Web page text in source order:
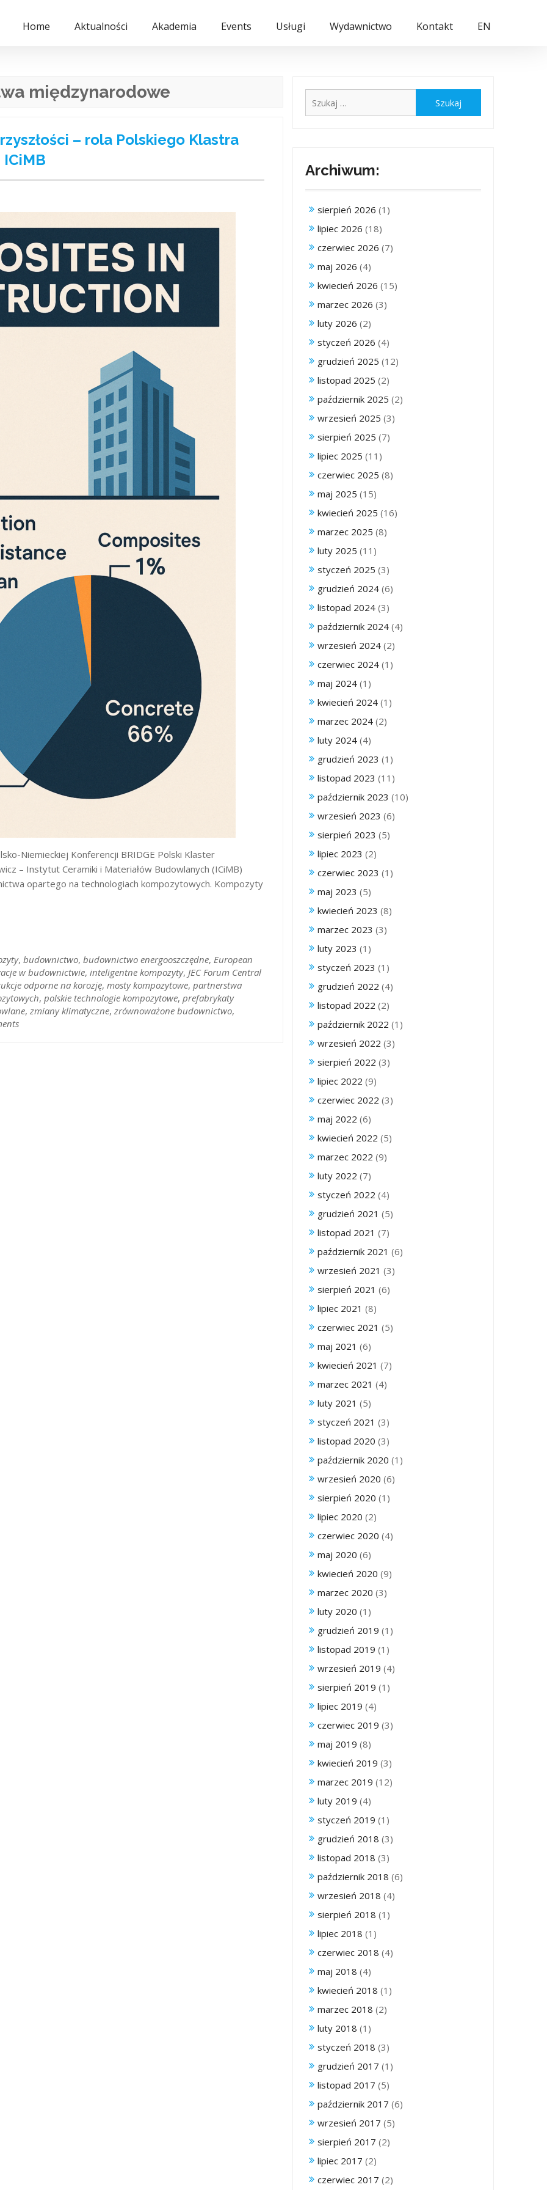
Home Aktualności Akademia Events Usługi Wydawnictwo Kontakt EN
międzynarodowe
– rola Polskiego Klastra
Niemieckiej Konferencji BRIDGE Polski Klaster
– Instytut Ceramiki i Materiałów Budowlanych (ICiMB)
opartego na technologiach kompozytowych. Kompozyty
, budownictwo, budownictwo energooszczędne, European
w budownictwie, inteligentne kompozyty, JEC Forum Central
odporne na korozję, mosty kompozytowe, partnerstwa
, polskie technologie kompozytowe, prefabrykaty
, zmiany klimatyczne, zrównoważone budownictwo,
Archiwum:
sierpień 2026 (1)
lipiec 2026 (18)
czerwiec 2026 (7)
maj 2026 (4)
kwiecień 2026 (15)
marzec 2026 (3)
luty 2026 (2)
styczeń 2026 (4)
grudzień 2025 (12)
listopad 2025 (2)
październik 2025 (2)
wrzesień 2025 (3)
sierpień 2025 (7)
lipiec 2025 (11)
czerwiec 2025 (8)
maj 2025 (15)
kwiecień 2025 (16)
marzec 2025 (8)
luty 2025 (11)
styczeń 2025 (3)
grudzień 2024 (6)
listopad 2024 (3)
październik 2024 (4)
wrzesień 2024 (2)
czerwiec 2024 (1)
maj 2024 (1)
kwiecień 2024 (1)
marzec 2024 (2)
luty 2024 (4)
grudzień 2023 (1)
listopad 2023 (11)
październik 2023 (10)
wrzesień 2023 (6)
sierpień 2023 (5)
lipiec 2023 (2)
czerwiec 2023 (1)
maj 2023 (5)
kwiecień 2023 (8)
marzec 2023 (3)
luty 2023 (1)
styczeń 2023 (1)
grudzień 2022 (4)
listopad 2022 (2)
październik 2022 (1)
wrzesień 2022 (3)
sierpień 2022 (3)
lipiec 2022 (9)
czerwiec 2022 (3)
maj 2022 (6)
kwiecień 2022 (5)
marzec 2022 (9)
luty 2022 (7)
styczeń 2022 (4)
grudzień 2021 (5)
listopad 2021 (7)
październik 2021 (6)
wrzesień 2021 (3)
sierpień 2021 (6)
lipiec 2021 (8)
czerwiec 2021 (5)
maj 2021 (6)
kwiecień 2021 (7)
marzec 2021 (4)
luty 2021 (5)
styczeń 2021 (3)
listopad 2020 (3)
październik 2020 (1)
wrzesień 2020 (6)
sierpień 2020 (1)
lipiec 2020 (2)
czerwiec 2020 (4)
maj 2020 (6)
kwiecień 2020 (9)
marzec 2020 (3)
luty 2020 (1)
grudzień 2019 (1)
listopad 2019 (1)
wrzesień 2019 (4)
sierpień 2019 (1)
lipiec 2019 (4)
czerwiec 2019 (3)
maj 2019 (8)
kwiecień 2019 (3)
marzec 2019 (12)
luty 2019 (4)
styczeń 2019 (1)
grudzień 2018 (3)
listopad 2018 (3)
październik 2018 (6)
wrzesień 2018 (4)
sierpień 2018 (1)
lipiec 2018 (1)
czerwiec 2018 (4)
maj 2018 (4)
kwiecień 2018 (1)
marzec 2018 (2)
luty 2018 (1)
styczeń 2018 (3)
grudzień 2017 (1)
listopad 2017 (5)
październik 2017 (6)
wrzesień 2017 (5)
sierpień 2017 (2)
lipiec 2017 (2)
czerwiec 2017 (2)